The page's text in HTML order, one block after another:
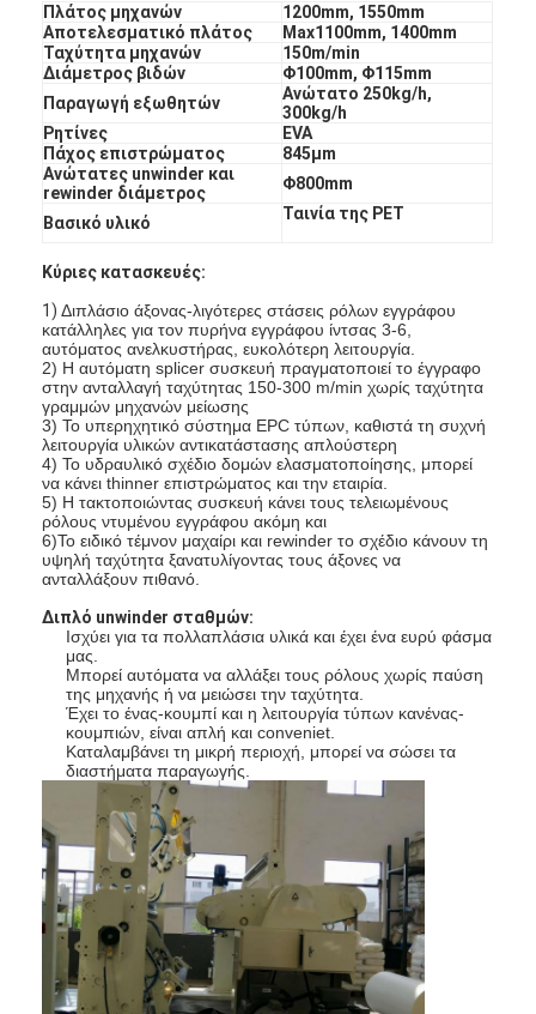
Σπίτι
Προϊόντα
Περίπου εμείς
Γύρος εργοστασίων
Ποιοτικός έλεγχος
Πλάτος μηχανών
1200mm, 1550mm
Αποτελεσματικό πλάτος
Max1100mm, 1400mm
Ταχύτητα μηχανών
150m/min
Διάμετρος βιδών
Φ100mm, Φ115mm
Παραγωγή εξωθητών
Ανώτατο 250kg/h,
300kg/h
Ρητίνες
EVA
Πάχος επιστρώματος
845μm
Ανώτατες unwinder και
rewinder διάμετρος
Φ800mm
Βασικό υλικό Ταινία της PET
Κύριες κατασκευές:
1)Διπλάσιο άξονας-λιγότερες στάσεις ρόλων εγγράφου
κατάλληλες για τον πυρήνα εγγράφου ίντσας 3-6,
αυτόματος ανελκυστήρας, ευκολότερη λειτουργία.
2) Η αυτόματη splicer συσκευή πραγματοποιεί το έγγραφο
στην ανταλλαγή ταχύτητας 150-300 m/min χωρίς ταχύτητα
γραμμών μηχανών μείωσης
3) Το υπερηχητικό σύστημα EPC τύπων, καθιστά τη συχνή
λειτουργία υλικών αντικατάστασης απλούστερη
4) Το υδραυλικό σχέδιο δομών ελασματοποίησης, μπορεί
να κάνει thinner επιστρώματος και την εταιρία.
5) Η τακτοποιώντας συσκευή κάνει τους τελειωμένους
ρόλους ντυμένου εγγράφου ακόμη και
6)Το ειδικό τέμνον μαχαίρι και rewinder το σχέδιο κάνουν τη
υψηλή ταχύτητα ξανατυλίγοντας τους άξονες να
ανταλλάξουν πιθανό.
Διπλό unwinder σταθμών:
Ισχύει για τα πολλαπλάσια υλικά και έχει ένα ευρύ φάσμα
μας.
Μπορεί αυτόματα να αλλάξει τους ρόλους χωρίς παύση
της μηχανής ή να μειώσει την ταχύτητα.
Έχει το ένας-κουμπί και η λειτουργία τύπων κανένας-
κουμπιών, είναι απλή και conveniet.
Καταλαμβάνει τη μικρή περιοχή, μπορεί να σώσει τα
διαστήματα παραγωγής.